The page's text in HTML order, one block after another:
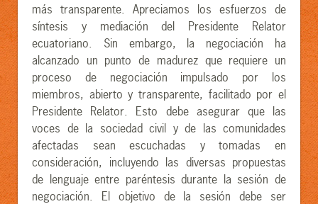
más transparente. Apreciamos los esfuerzos de
síntesis y mediación del Presidente Relator
ecuatoriano. Sin embargo, la negociación ha
alcanzado un punto de madurez que requiere un
proceso de negociación impulsado por los
miembros, abierto y transparente, facilitado por el
Presidente Relator. Esto debe asegurar que las
voces de la sociedad civil y de las comunidades
afectadas sean escuchadas y tomadas en
consideración, incluyendo las diversas propuestas
de lenguaje entre paréntesis durante la sesión de
negociación. El objetivo de la sesión debe ser